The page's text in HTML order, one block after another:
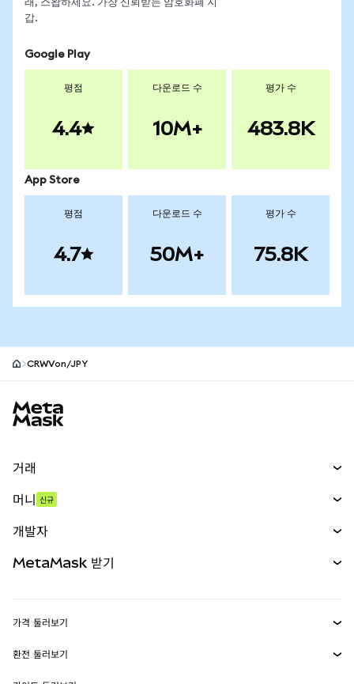
래, 스왑하세요. 가장 신뢰받는 암호화폐 지
갑.
Google Play
평점
4.4
다운로드 수
10M+
평가 수
483.8K
App Store
평점
4.7
다운로드 수
50M+
평가 수
75.8K
CRWVon/JPY
거래
무기한 선물
실물자산
머니 신규
개발자
MetaMask Connect
MetaMask 받기
가격 둘러보기
이더리움 가격
환전 둘러보기